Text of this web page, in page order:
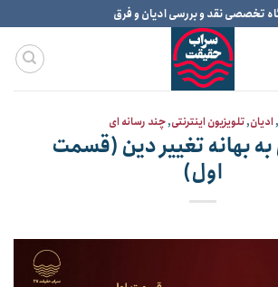
تخصصی نقد و بررسی ادیان و فرق
,ادیان,تلویزیون اینترنتی,چند رسانه ای
به بهانه تغییر دین (قسمت
اول)